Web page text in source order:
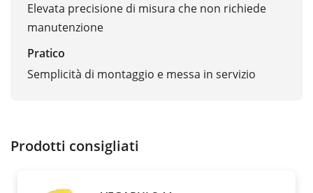
Elevata precisione di misura che non richiede
manutenzione
Pratico
Semplicità di montaggio e messa in servizio
Prodotti consigliati